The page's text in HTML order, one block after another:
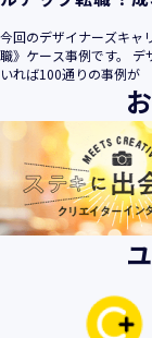
今回のデザイナーズキャ
職》ケース事例です。
いれば100通りの事例が